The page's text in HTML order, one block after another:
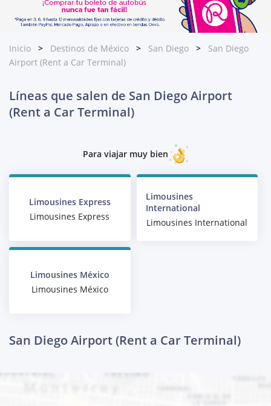
Inicio Destinos de México San Diego
San Diego
Airport (Rent a Car Terminal)
Líneas que salen de San Diego Airport
(Rent a Car Terminal)
Para viajar muy bien
Limousines Express
Limousines Express
Limousines
International
Limousines International
Limousines México
Limousines México
San Diego Airport (Rent a Car Terminal)